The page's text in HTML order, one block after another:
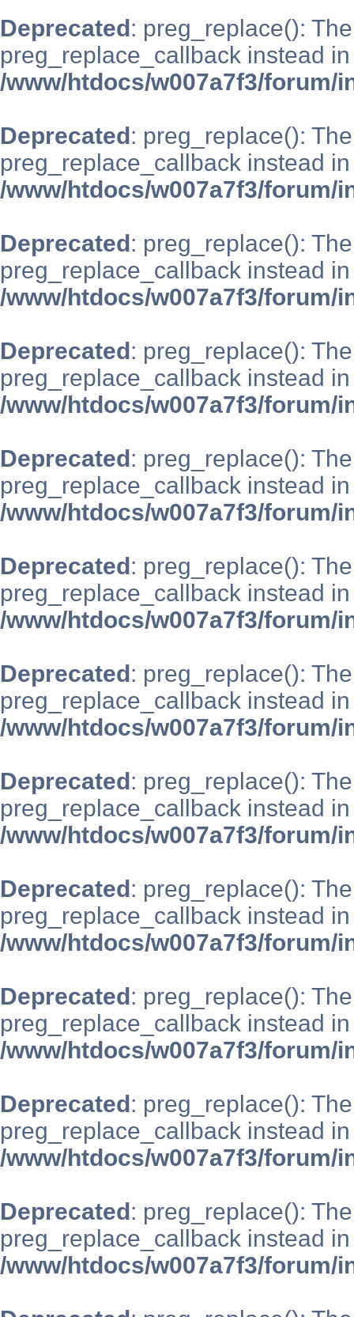
Deprecated: preg_replace():
preg_replace_callback instead in
/www/htdocs/w007a7f3/forum/
Deprecated: preg_replace():
preg_replace_callback instead in
/www/htdocs/w007a7f3/forum/
Deprecated: preg_replace():
preg_replace_callback instead in
/www/htdocs/w007a7f3/forum/
Deprecated: preg_replace():
preg_replace_callback instead in
/www/htdocs/w007a7f3/forum/
Deprecated: preg_replace():
preg_replace_callback instead in
/www/htdocs/w007a7f3/forum/
Deprecated: preg_replace():
preg_replace_callback instead in
/www/htdocs/w007a7f3/forum/
Deprecated: preg_replace():
preg_replace_callback instead in
/www/htdocs/w007a7f3/forum/
Deprecated: preg_replace():
preg_replace_callback instead in
/www/htdocs/w007a7f3/forum/
Deprecated: preg_replace():
preg_replace_callback instead in
/www/htdocs/w007a7f3/forum/
Deprecated: preg_replace():
preg_replace_callback instead in
/www/htdocs/w007a7f3/forum/
Deprecated: preg_replace():
preg_replace_callback instead in
/www/htdocs/w007a7f3/forum/
Deprecated: preg_replace():
preg_replace_callback instead in
/www/htdocs/w007a7f3/forum/